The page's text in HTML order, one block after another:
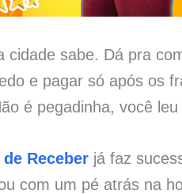
cidade sabe. Dá pra
e pagar só após os
é pegadinha, você leu
Receber já faz
com um pé atrás na